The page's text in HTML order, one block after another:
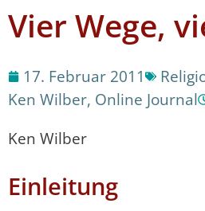
Vier Wege,
17. Februar 2011
Ken Wilber, Online Journal
Ken Wilber
Einleitung